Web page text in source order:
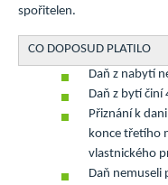
spořitelen.
CO DOPOSUD PLATILO
Daň z nabytí
Daň z bytí činí
Přiznání k
konce třetího
vlastnického
Daň nemuseli